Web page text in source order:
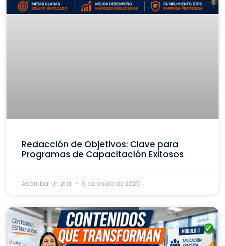
Redacción de Objetivos: Clave para
Programas de Capacitación Exitosos
Asdrubal Urrutia 6 de enero de 2025